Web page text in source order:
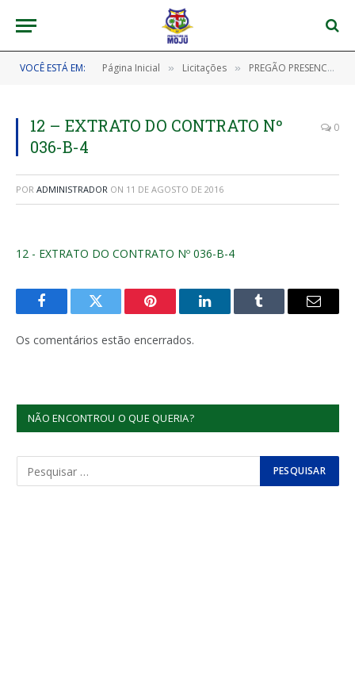
VOCÊ ESTÁ EM: Página Inicial » Licitações » PREGÃO PRESENCIAL Nº 009/2016
12 – EXTRATO DO CONTRATO Nº
036-B-4
0
POR ADMINISTRADOR ON 11 DE AGOSTO DE 2016
12 - EXTRATO DO CONTRATO Nº 036-B-4
FacebookTwitter Pinterest LinkedInTumblr
E-
Os comentários estão encerrados.
NÃO ENCONTROU O QUE QUERIA?